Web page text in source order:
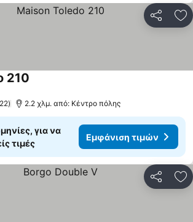
210
2.2 χλμ. από: Κέντρο πόλης
για να
τιμές
Εμφάνιση τιμών